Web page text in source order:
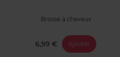
Brosse à cheveux
6,99 € Ajouter